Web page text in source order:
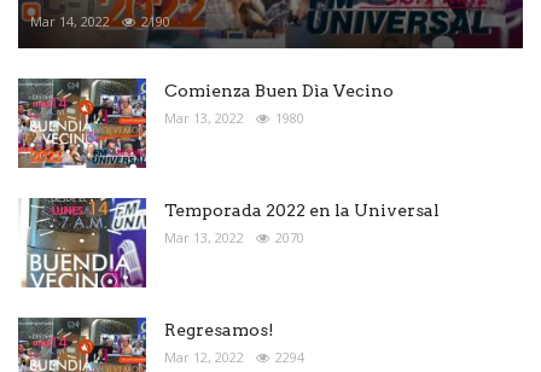
Mar 14, 2022 2190
Comienza Buen Dìa Vecino
Mar 13, 2022 1980
Temporada 2022 en la Universal
Mar 13, 2022 2070
Regresamos!
Mar 12, 2022 2294